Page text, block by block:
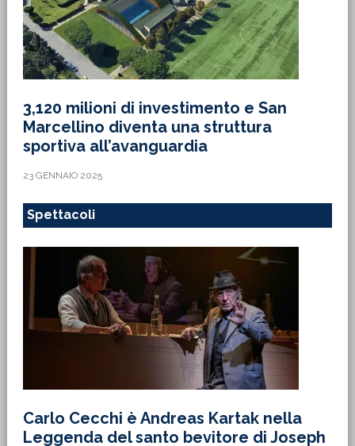
3,120 milioni di investimento e San
Marcellino diventa una struttura
sportiva all’avanguardia
23 GENNAIO 2025
Spettacoli
Carlo Cecchi è Andreas Kartak nella
Leggenda del santo bevitore di Joseph